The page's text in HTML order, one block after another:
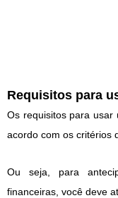
Requisitos para
Os requisitos para usar
acordo com os critérios
Ou seja, para
financeiras, você deve